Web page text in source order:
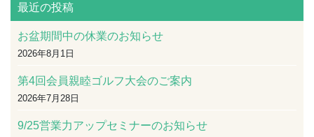
最近の投稿
お盆期間中の休業のお知らせ
2026年8月1日
第4回会員親睦ゴルフ大会のご案内
2026年7月28日
9/25営業力アップセミナーのお知らせ